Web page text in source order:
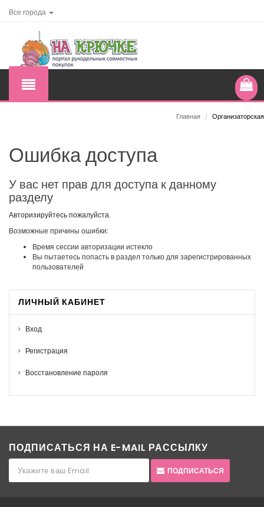
Все города
Главная / Организаторская
Ошибка доступа
У вас нет прав для доступа к данному
разделу
Авторизируйтесь пожалуйста.
Возможные причины ошибки:
Время сессии авторизации истекло
Вы пытаетесь попасть в раздел только для зарегистрированных
пользователей
ЛИЧНЫЙ КАБИНЕТ
Вход
Регистрация
Восстановление пароля
ПОДПИСАТЬСЯ НА E-MAIL РАССЫЛКУ
ПОДПИСАТЬСЯ